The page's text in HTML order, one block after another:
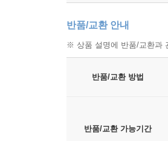
반품/교환 안내
※ 상품 설명에 반품/교환과
반품/교환 방법
반품/교환 가능기간